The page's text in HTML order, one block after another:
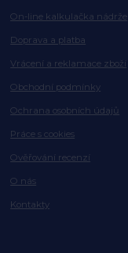
On-line kalkulačka nádrže
Doprava a platba
Vrácení a reklamace zboží
Obchodní podmínky
Ochrana osobních údajů
Práce s cookies
Ověřování recenzí
O nás
Kontakty